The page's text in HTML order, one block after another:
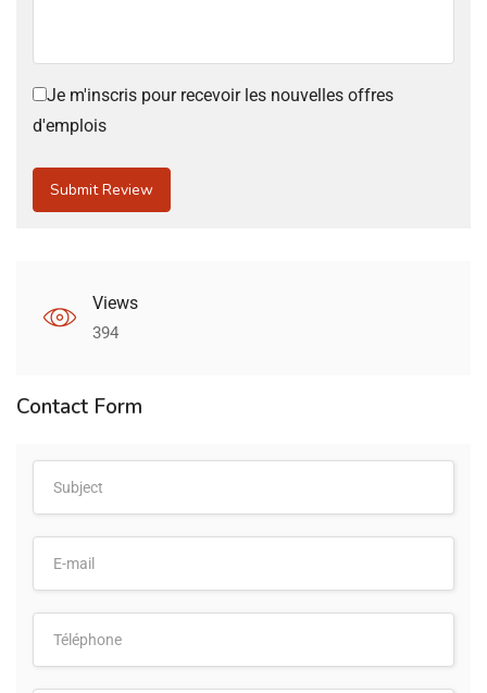
Je m'inscris pour recevoir les nouvelles offres
d'emplois
Views
394
Contact Form